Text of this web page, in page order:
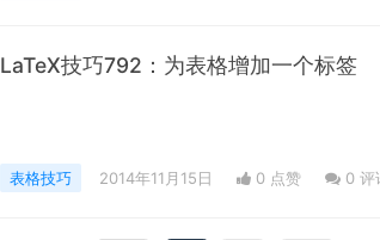
LaTeX技巧792：为表格增加一个标签
表格技巧 2014年11月15日 0 点赞 0 评